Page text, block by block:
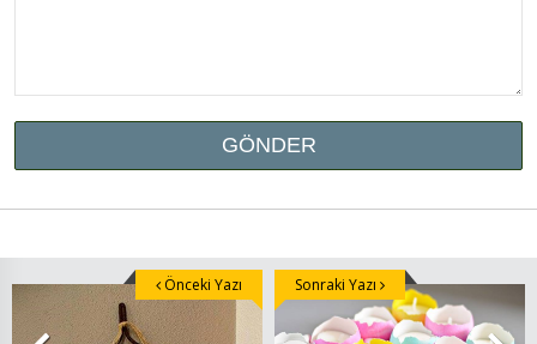
Önceki Yazı Sonraki Yazı